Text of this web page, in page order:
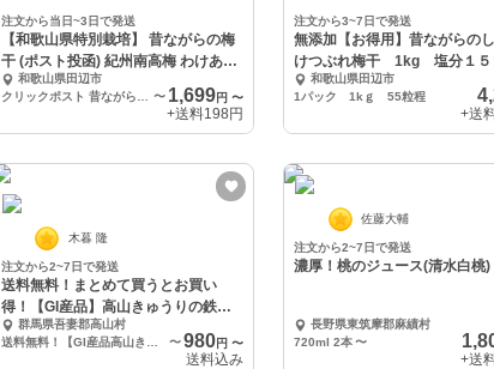
注文から当日~3日で発送
【和歌山県特別栽培】 昔ながらの梅
干 (ポスト投函) 紀州南高梅 わけあり
農家和歌山県田辺市
〜 1,699円〜
+送料198円
注文から3~7日で発送
無添加【お得用】昔ながらの
けつぶれ梅干 1kg 塩分１５
和歌山県田辺市
1パック 1kｇ 55粒程
+送
木暮 隆
注文から2~7日で発送
送料無料！まとめて買うとお買い
得！【GI産品】高山きゅうりの鉄砲
漬け群馬県吾妻郡高山村
〜 980円〜
送料込み
佐藤大輔
注文から2~7日で発送
濃厚！桃のジュース(清水白桃)
長野県東筑摩郡麻績村
720ml 2本 〜
+送